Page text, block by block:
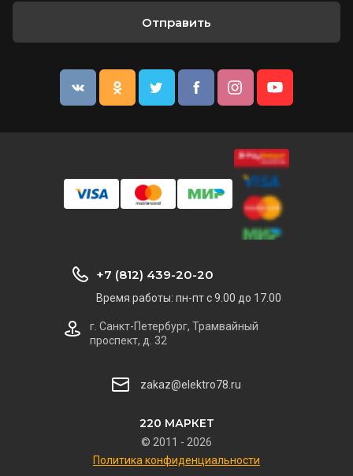
Отправить
220 МАРКЕТ
© 2011 - 2026
Политика конфиденциальности
+7 (812) 439-20-20
Время работы: пн-пт с 9.00 до 17.00
г. Санкт-Петербург, Трамвайный
проспект, д. 32
zakaz@elektro78.ru